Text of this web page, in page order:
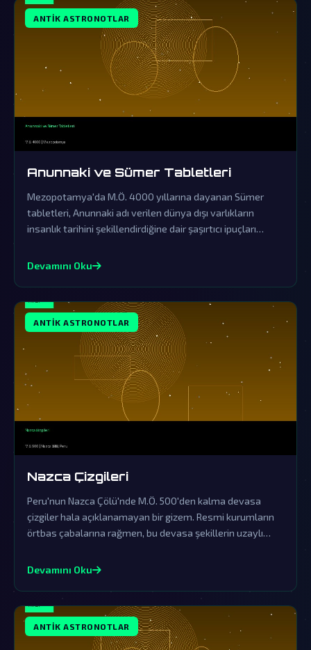
ANTIK ASTRONOTLAR
Anunnaki ve Sümer Tabletleri
Mezopotamya'da M.Ö. 4000 yıllarına dayanan Sümer
tabletleri, Anunnaki adı verilen dünya dışı varlıkların
insanlık tarihini şekillendirdiğine dair şaşırtıcı ipuçları
gezegenimize gerçekleşen eski ziyaretlerin kapılarını
Devamını Oku
ANTIK ASTRONOTLAR
Nazca Çizgileri
Peru'nun Nazca Çölü'nde M.Ö. 500'den kalma devasa
çizgiler hala açıklanamayan bir gizem. Resmi kurumların
örtbas çabalarına rağmen, bu devasa şekillerin uzaylı
Devamını Oku
ANTIK ASTRONOTLAR